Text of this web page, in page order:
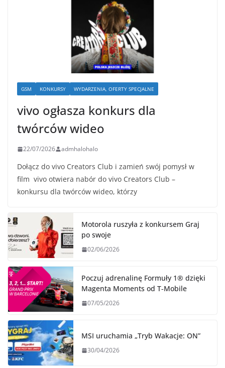
GSM KONKURSY WYDARZENIA, OFERTY SPECJALNE
vivo ogłasza konkurs dla
twórców wideo
22/07/2026 admhalohalo
Dołącz do vivo Creators Club i zamień swój pomysł w
film vivo otwiera nabór do vivo Creators Club –
konkursu dla twórców wideo, którzy
Motorola ruszyła z konkursem Graj
po swoje
02/06/2026
Poczuj adrenalinę Formuły 1® dzięki
Magenta Moments od T‑Mobile
07/05/2026
MSI uruchamia „Tryb Wakacje: ON”
30/04/2026